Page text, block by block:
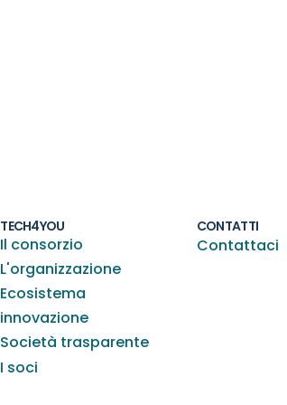
TECH4YOU
Il consorzio
L'organizzazione
Ecosistema
innovazione
Società trasparente
I soci
CONTATTI
Contattaci